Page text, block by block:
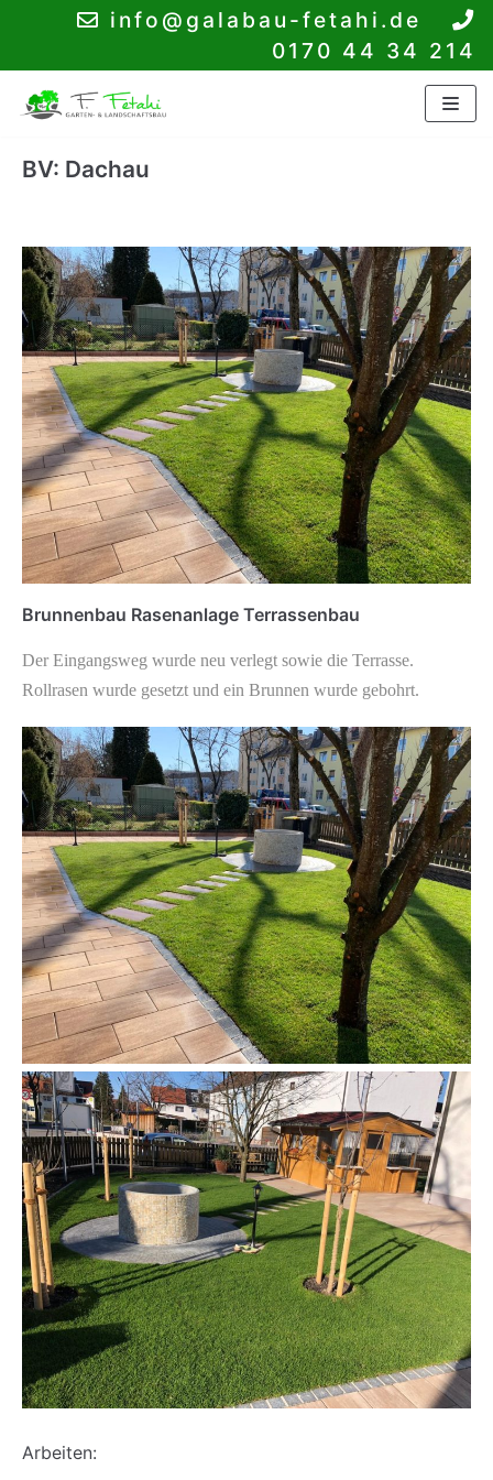
info@galabau-fetahi.de
0170 44 34 214
BV: Dachau
Brunnenbau Rasenanlage Terrassenbau
Der Eingangsweg wurde neu verlegt sowie die Terrasse.
Rollrasen wurde gesetzt und ein Brunnen wurde gebohrt.
Arbeiten: